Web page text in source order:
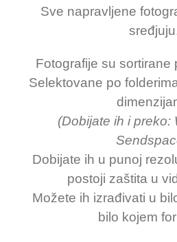
Sve napravljene
Fotografije su sortirane
Selektovane po
(Dobijate ih i preko:
Dobijate ih u punoj
postoji zaštita u
Možete ih izrađivati u
bilo kojem